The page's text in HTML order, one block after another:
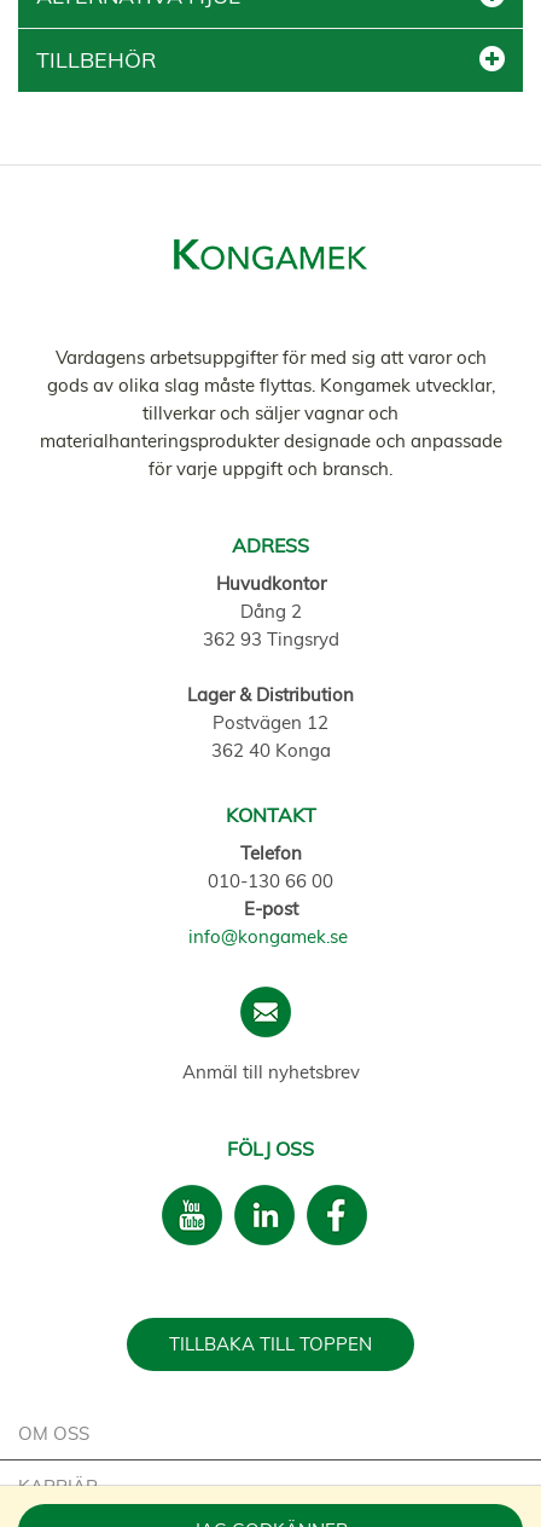
TILLBEHÖR
Vardagens arbetsuppgifter för med sig att varor och
gods av olika slag måste flyttas. Kongamek utvecklar,
tillverkar och säljer vagnar och
materialhanteringsprodukter designade och anpassade
för varje uppgift och bransch.
ADRESS
Huvudkontor
Dång 2
362 93 Tingsryd
Lager & Distribution
Postvägen 12
362 40 Konga
KONTAKT
Telefon
010-130 66 00
E-post
info@kongamek.se
Anmäl till nyhetsbrev
FÖLJ OSS
TILLBAKA TILL TOPPEN
OM OSS
KARRIÄR